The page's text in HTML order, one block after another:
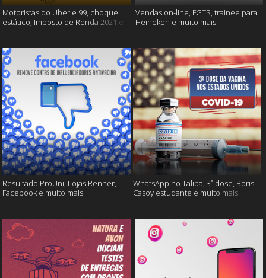
Motoristas do Uber e 99, choque
estático, Imposto de Renda 2021 e
Vendas on-line, FGTS, trainee para
Heineken e muito mais
Resultado ProUni, Lojas Renner,
Facebook e muito mais
WhatsApp no Talibã, 3ª dose, Boris
Casoy estudante e muito mais